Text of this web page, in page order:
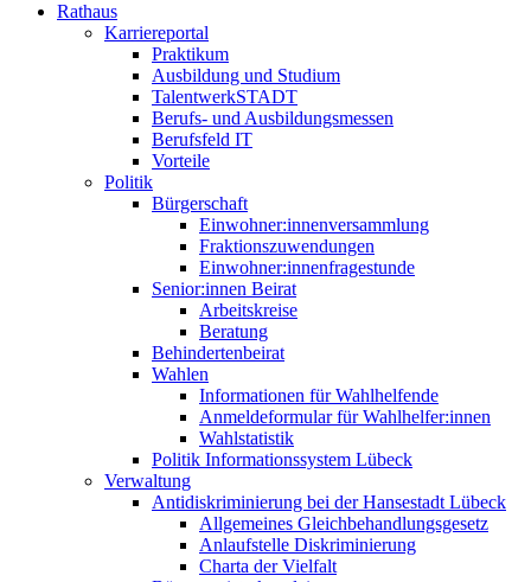
Rathaus
Karriereportal
Praktikum
Ausbildung und Studium
TalentwerkSTADT
Berufs- und Ausbildungsmessen
Berufsfeld IT
Vorteile
Politik
Bürgerschaft
Einwohner:innenversammlung
Fraktionszuwendungen
Einwohner:innenfragestunde
Senior:innen Beirat
Arbeitskreise
Beratung
Behindertenbeirat
Wahlen
Informationen für Wahlhelfende
Anmeldeformular für Wahlhelfer:innen
Wahlstatistik
Politik Informationssystem Lübeck
Verwaltung
Antidiskriminierung bei der Hansestadt Lübeck
Allgemeines Gleichbehandlungsgesetz
Anlaufstelle Diskriminierung
Charta der Vielfalt